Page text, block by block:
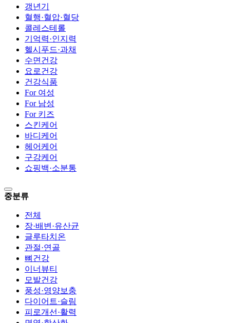
갱년기
혈행·혈압·혈당
콜레스테롤
기억력·인지력
헬시푸드·과채
수면건강
요로건강
건강식품
For 여성
For 남성
For 키즈
스킨케어
바디케어
헤어케어
구강케어
쇼핑백·소분통
중분류
전체
장·배변·유산균
글루타치온
관절·연골
뼈건강
이너뷰티
모발건강
풍성·영양보충
다이어트·슬림
피로개선·활력